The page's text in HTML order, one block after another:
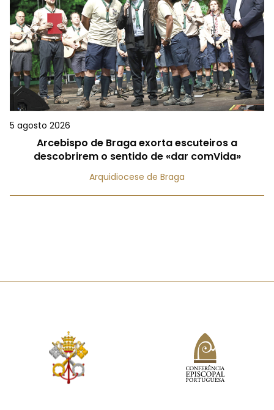
5 agosto 2026
Arcebispo de Braga exorta escuteiros a
descobrirem o sentido de «dar comVida»
Arquidiocese de Braga